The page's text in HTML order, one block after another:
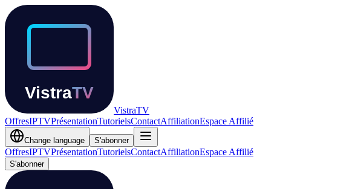
VistraTV
OffresIPTVPrésentationTutorielsContactAffiliationEspace Affilié
Change language S'abonner
OffresIPTVPrésentationTutorielsContactAffiliationEspace Affilié
S'abonner